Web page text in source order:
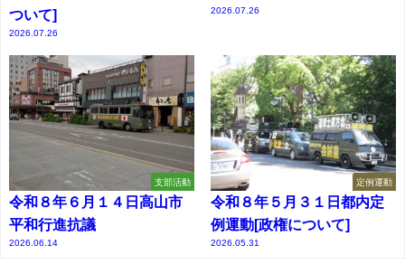
ついて]
2026.07.26
2026.07.26
支部活動
令和８年６月１４日高山市
平和行進抗議
2026.06.14
定例運動
令和８年５月３１日都内定
例運動[政権について]
2026.05.31